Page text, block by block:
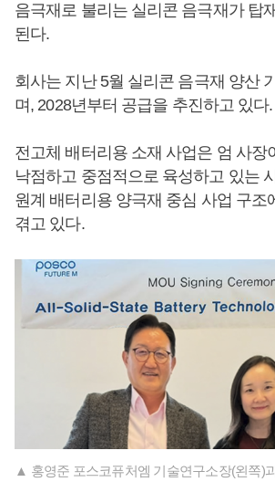
음극재로 불리는 실리콘 음극재가 탑
된다.
회사는 지난 5월 실리콘 음극재 양산
며, 2028년부터 공급을 추진하고 있다.
전고체 배터리용 소재 사업은 엄 사장
낙점하고 중점적으로 육성하고 있는
원계 배터리용 양극재 중심 사업 구조
겪고 있다.
▲ 홍영준 포스코퓨처엠 기술연구소장(왼쪽)